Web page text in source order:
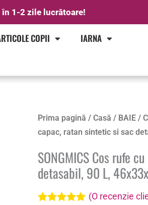
1-2 zile lucrătoare!
COPII
IARNA
Prima pagină /Casă / BAIE /
capac, ratan sintetic si sac
SONGMICS Cos rufe
detasabil, 90 L,
(O recenzie